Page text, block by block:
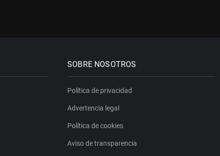
SOBRE NOSOTROS
Política de privacidad
Advertencia legal
Política de cookies
Aviso de transparencia